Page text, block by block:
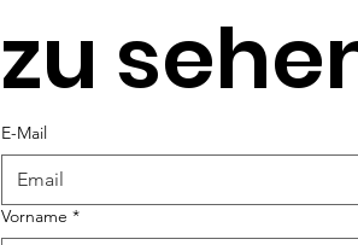
zu
E-Mail
Vorname *